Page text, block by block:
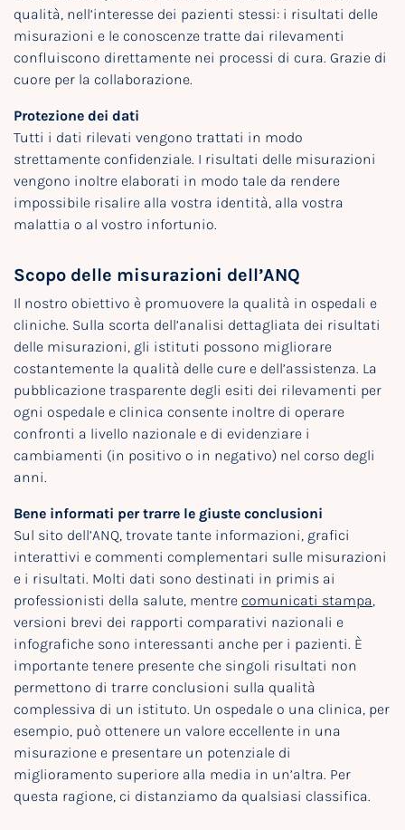
qualità, nell’interesse dei pazienti stessi: i risultati delle
misurazioni e le conoscenze tratte dai rilevamenti
confluiscono direttamente nei processi di cura. Grazie di
cuore per la collaborazione.
Protezione dei dati
Tutti i dati rilevati vengono trattati in modo
strettamente confidenziale. I risultati delle misurazioni
vengono inoltre elaborati in modo tale da rendere
impossibile risalire alla vostra identità, alla vostra
malattia o al vostro infortunio.
Scopo delle misurazioni dell’ANQ
Il nostro obiettivo è promuovere la qualità in ospedali e
cliniche. Sulla scorta dell’analisi dettagliata dei risultati
delle misurazioni, gli istituti possono migliorare
costantemente la qualità delle cure e dell’assistenza. La
pubblicazione trasparente degli esiti dei rilevamenti per
ogni ospedale e clinica consente inoltre di operare
confronti a livello nazionale e di evidenziare i
cambiamenti (in positivo o in negativo) nel corso degli
anni.
Bene informati per trarre le giuste conclusioni
Sul sito dell’ANQ, trovate tante informazioni, grafici
interattivi e commenti complementari sulle misurazioni
e i risultati. Molti dati sono destinati in primis ai
professionisti della salute, mentre comunicati stampa,
versioni brevi dei rapporti comparativi nazionali e
infografiche sono interessanti anche per i pazienti. È
importante tenere presente che singoli risultati non
permettono di trarre conclusioni sulla qualità
complessiva di un istituto. Un ospedale o una clinica, per
esempio, può ottenere un valore eccellente in una
misurazione e presentare un potenziale di
miglioramento superiore alla media in un’altra. Per
questa ragione, ci distanziamo da qualsiasi classifica.